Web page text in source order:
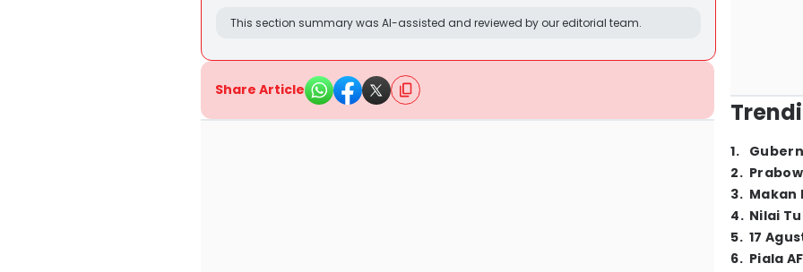
This section summary was AI-assisted and reviewed by our editorial team.
Share Article
1.
2.
3. Makan
4. Nilai
5. 17
6. Piala